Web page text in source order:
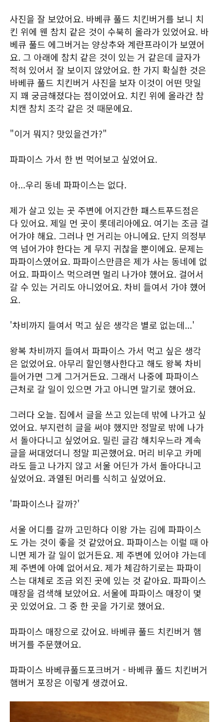
사진을 잘 보았어요. 바베큐 풀드 치킨버거를 보니 치
킨 위에 웬 참치 같은 것이 수북히 올라가 있었어요. 바
베큐 풀드 에그버거는 양상추와 계란프라이가 보였어
요. 그 아래에 참치 같은 것이 있는 거 같은데 글자가
적혀 있어서 잘 보이지 않았어요. 한 가지 확실한 것은
바베큐 풀드 치킨버거 사진을 보자 이것이 어떤 맛일
지 꽤 궁금해졌다는 점이었어요. 치킨 위에 올라간 참
치캔 참치 조각 같은 것 때문에요.
"이거 뭐지? 맛있을건가?"
파파이스 가서 한 번 먹어보고 싶었어요.
아...우리 동네 파파이스는 없다.
제가 살고 있는 곳 주변에 어지간한 패스트푸드점은
다 있어요. 제일 먼 곳이 롯데리아에요. 여기는 조금 걸
어가야 해요. 그러나 먼 거리는 아니에요. 단지 의정부
역 넘어가야 한다는 게 무지 귀찮을 뿐이에요. 문제는
파파이스였어요. 파파이스만큼은 제가 사는 동네에 없
어요. 파파이스 먹으려면 멀리 나가야 했어요. 걸어서
갈 수 있는 거리도 아니었어요. 차비 들여서 가야 했어
요.
'차비까지 들여서 먹고 싶은 생각은 별로 없는데...'
왕복 차비까지 들여서 파파이스 가서 먹고 싶은 생각
은 없었어요. 아무리 할인행사한다고 해도 왕복 차비
들어가면 그게 그거거든요. 그래서 나중에 파파이스
근처로 갈 일이 있으면 가고 아니면 말기로 했어요.
그러다 오늘. 집에서 글을 쓰고 있는데 밖에 나가고 싶
었어요. 부지런히 글을 써야 했지만 정말로 밖에 나가
서 돌아다니고 싶었어요. 밀린 글감 해치우느라 계속
글을 써대었더니 정말 피곤했어요. 머리 비우고 카메
라도 들고 나가지 않고 서울 어딘가 가서 돌아다니고
싶었어요. 과열된 머리를 식히고 싶었어요.
'파파이스나 갈까?'
서울 어디를 갈까 고민하다 이왕 가는 김에 파파이스
도 가는 것이 좋을 것 같았어요. 파파이스는 이럴 때 아
니면 제가 갈 일이 없거든요. 제 주변에 있어야 가는데
제 주변에 아예 없어서요. 제가 체감하기로는 파파이
스는 대체로 조금 외진 곳에 있는 것 같아요. 파파이스
매장을 검색해 보았어요. 서울에 파파이스 매장이 몇
곳 있었어요. 그 중 한 곳을 가기로 했어요.
파파이스 매장으로 갔어요. 바베큐 풀드 치킨버거 햄
버거를 주문했어요.
파파이스 바베큐풀드포크버거 - 바베큐 풀드 치킨버거
햄버거 포장은 이렇게 생겼어요.